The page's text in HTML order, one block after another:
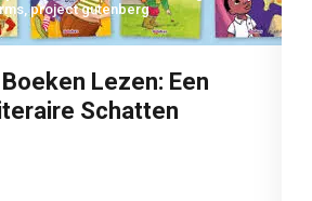
,project gutenberg
Lezen: Een
Schatten